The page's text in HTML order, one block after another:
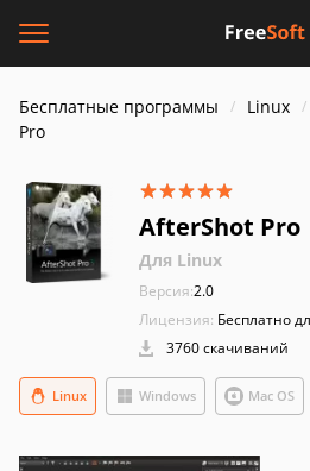
Бесплатные программы Linux
Pro
AfterShot Pro
Для Linux
Версия:2.0
Лицензия: Бесплатно
3760 скачиваний
Windows Mac OS
Linux